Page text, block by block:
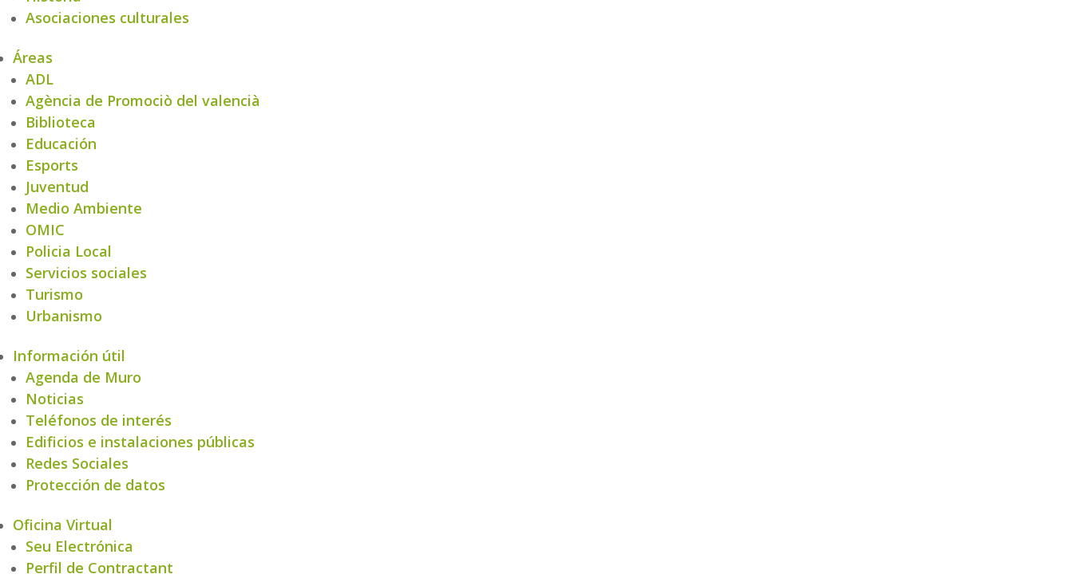
Asociaciones culturales
Áreas
ADL
Agència de Promociò del valencià
Biblioteca
Educación
Esports
Juventud
Medio Ambiente
OMIC
Policia Local
Servicios sociales
Turismo
Urbanismo
Información útil
Agenda de Muro
Noticias
Teléfonos de interés
Edificios e instalaciones públicas
Redes Sociales
Protección de datos
Oficina Virtual
Seu Electrónica
Perfil de Contractant